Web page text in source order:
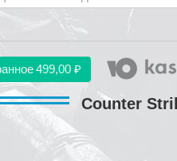
499,00 ₽
Counter